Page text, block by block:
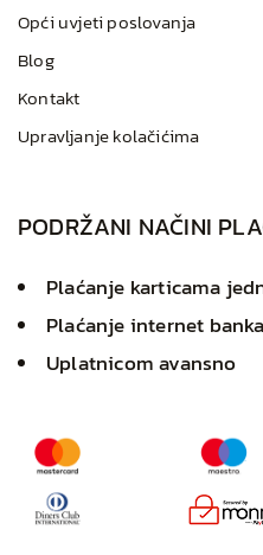
Opći uvjeti poslovanja
Blog
Kontakt
Upravljanje kolačićima
PODRŽANI NAČINI
Plaćanje karticama
Plaćanje internet
Uplatnicom avansno